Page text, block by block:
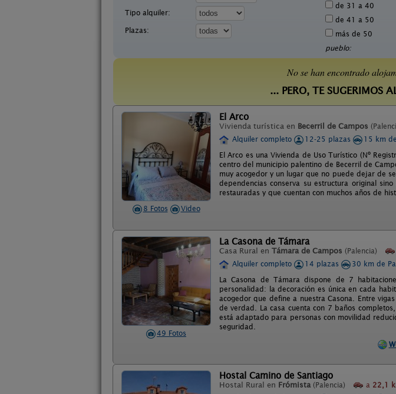
Tipo alquiler:
Plazas:
de 31 a 40
de 41 a 50
más de 50
pueblo:
No se han encontrado
... PERO, TE SUGERIMOS
8 Fotos Video
El Arco
Vivienda turística en Becerril de Campos
Alquiler completo
12-25 plazas
15 km
El Arco es una Vivienda de Uso Turístico (Nº
centro del municipio palentino de Becerril de
muy acogedor y un lugar que no puede dejar de
dependencias conserva su estructura original
restauradas y que cuentan con muchos años de
49 Fotos
La Casona de Támara
Casa Rural en Támara de Campos (Palencia)
Alquiler completo
14 plazas 30 km de
La Casona de Támara dispone de 7
personalidad: la decoración es única en cada
acogedor que define a nuestra Casona. Entre
de verdad. La casa cuenta con 7 baños
está adaptado para personas con movilidad
seguridad.
Hostal Camino de Santiago
Hostal Rural en Frómista (Palencia) a 22,1